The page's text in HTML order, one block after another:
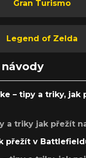
Gran Turismo
Legend of Zelda
– tipy a triky, jak
a triky jak přežít
přežít v